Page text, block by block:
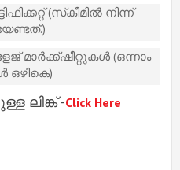
(സ്‌കീമിൽ നിന്ന്
മാർക്ക്ഷീറ്റുകൾ (ഒന്നാം
ഒഴികെ)
ലിങ്ക് -Click Here